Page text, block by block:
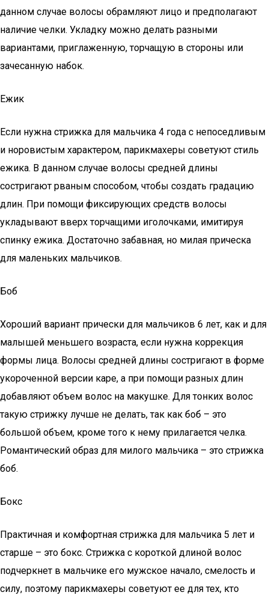
данном случае волосы обрамляют лицо и предполагают
наличие челки. Укладку можно делать разными
вариантами, приглаженную, торчащую в стороны или
зачесанную набок.
Ежик
Если нужна стрижка для мальчика 4 года с непоседливым
и норовистым характером, парикмахеры советуют стиль
ежика. В данном случае волосы средней длины
состригают рваным способом, чтобы создать градацию
длин. При помощи фиксирующих средств волосы
укладывают вверх торчащими иголочками, имитируя
спинку ежика. Достаточно забавная, но милая прическа
для маленьких мальчиков.
Боб
Хороший вариант прически для мальчиков 6 лет, как и для
малышей меньшего возраста, если нужна коррекция
формы лица. Волосы средней длины состригают в форме
укороченной версии каре, а при помощи разных длин
добавляют объем волос на макушке. Для тонких волос
такую стрижку лучше не делать, так как боб – это
большой объем, кроме того к нему прилагается челка.
Романтический образ для милого мальчика – это стрижка
боб.
Бокс
Практичная и комфортная стрижка для мальчика 5 лет и
старше – это бокс. Стрижка с короткой длиной волос
подчеркнет в мальчике его мужское начало, смелость и
силу, поэтому парикмахеры советуют ее для тех, кто